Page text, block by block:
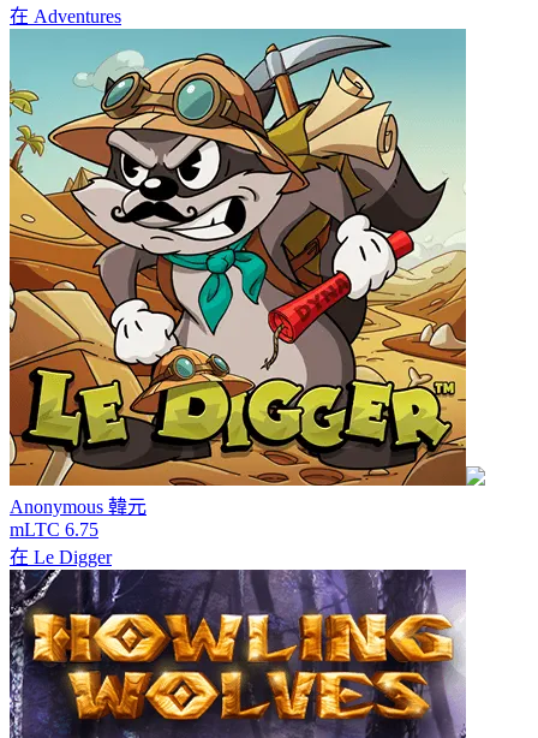
在 Adventures
Anonymous 韓元
mLTC 6.75
在 Le Digger